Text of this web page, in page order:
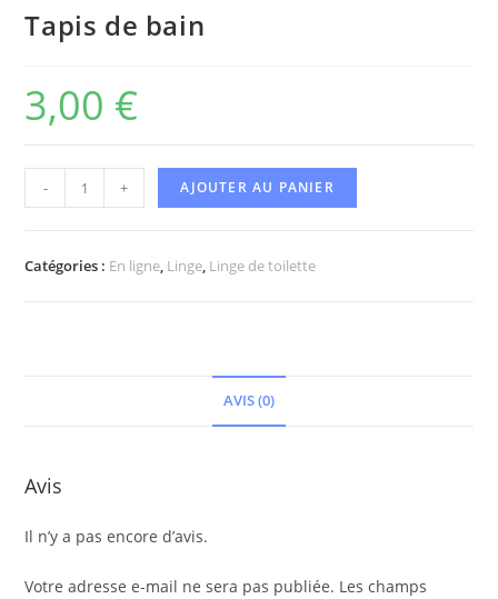
Tapis de bain
3,00 €
- + AJOUTER AU PANIER
Catégories : En ligne, Linge, Linge de toilette
AVIS (0)
Avis
Il n’y a pas encore d’avis.
Votre adresse e-mail ne sera pas publiée. Les champs